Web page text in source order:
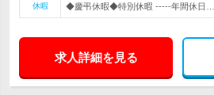
休暇
◆慶弔休暇◆特別休暇 -----年間休日…
求人詳細を見る